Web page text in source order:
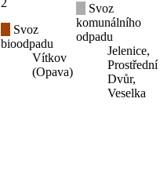
2
Svoz
bioodpadu
Vítkov
(Opava)
Svoz
komunálního
odpadu
Jelenice,
Prostřední
Dvůr,
Veselka